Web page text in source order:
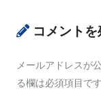
コメントを
メールアドレスが
る欄は必須項目です